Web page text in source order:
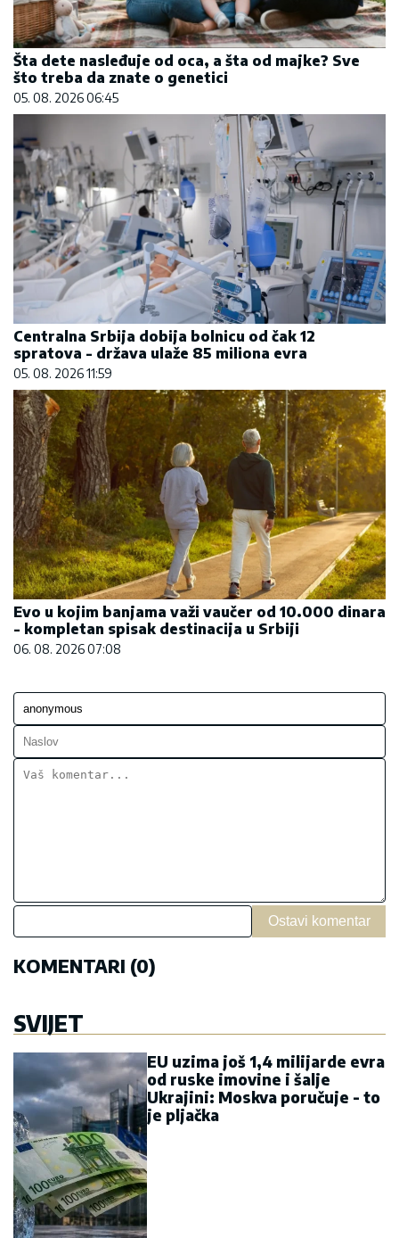
Šta dete nasleđuje od oca, a šta od majke? Sve
što treba da znate o genetici
05. 08. 2026 06:45
Centralna Srbija dobija bolnicu od čak 12
spratova - država ulaže 85 miliona evra
05. 08. 2026 11:59
Evo u kojim banjama važi vaučer od 10.000 dinara
- kompletan spisak destinacija u Srbiji
06. 08. 2026 07:08
Ostavi komentar
KOMENTARI (0)
SVIJET
EU uzima još 1,4 milijarde evra
od ruske imovine i šalje
Ukrajini: Moskva poručuje - to
je pljačka